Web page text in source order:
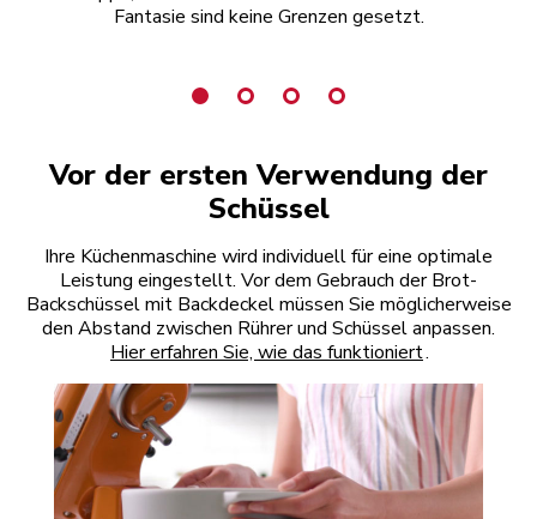
Fantasie sind keine Grenzen gesetzt.
Vor der ersten Verwendung der
Schüssel
Ihre Küchenmaschine wird individuell für eine optimale
Leistung eingestellt. Vor dem Gebrauch der Brot-
Backschüssel mit Backdeckel müssen Sie möglicherweise
den Abstand zwischen Rührer und Schüssel anpassen.
Hier erfahren Sie, wie das funktioniert.